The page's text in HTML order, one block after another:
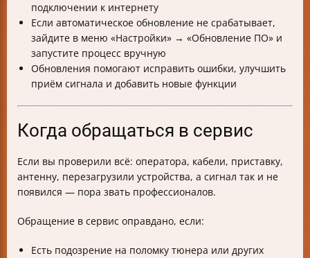
подключении к интернету
Если автоматическое обновление не срабатывает,
зайдите в меню «Настройки» → «Обновление ПО» и
запустите процесс вручную
Обновления помогают исправить ошибки, улучшить
приём сигнала и добавить новые функции
Когда обращаться в сервис
Если вы проверили всё: оператора, кабели, приставку,
антенну, перезагрузили устройства, а сигнал так и не
появился — пора звать профессионалов.
Обращение в сервис оправдано, если:
Есть подозрение на поломку тюнера или других